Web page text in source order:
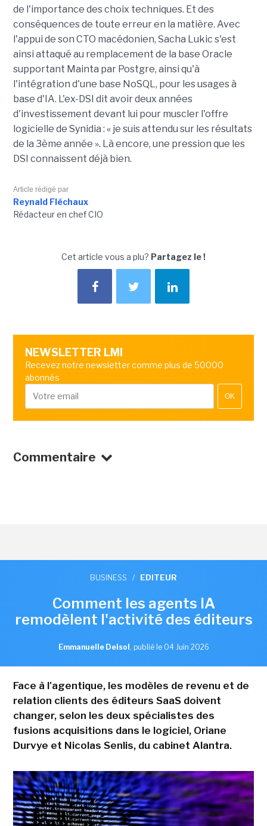
de l'importance des choix techniques. Et des
conséquences de toute erreur en la matière. Avec
l'appui de son CTO macédonien, Sacha Lukic s'est
ainsi attaqué au remplacement de la base Oracle
supportant Mainta par Postgre, ainsi qu'à
l'intégration d'une base NoSQL, pour les usages à
base d'IA. L'ex-DSI dit avoir deux années
d'investissement devant lui pour muscler l'offre
logicielle de Synidia : « je suis attendu sur les résultats
de la 3ème année ». Là encore, une pression que les
DSI connaissent déjà bien.
Article rédigé par
Reynald Fléchaux
Rédacteur en chef CIO
Cet article vous a plu? Partagez le !
NEWSLETTER LMI
Recevez notre newsletter comme plus de 50000
abonnés
OK
Commentaire
BUSINESS / EDITEUR
Comment les agents IA
remodèlent l'activité des éditeurs
Emmanuelle Delsol , publié le 04 Juin 2026
Face à l'agentique, les modèles de revenu et de
relation clients des éditeurs SaaS doivent
changer, selon les deux spécialistes des
fusions acquisitions dans le logiciel, Oriane
Durvye et Nicolas Senlis, du cabinet Alantra.